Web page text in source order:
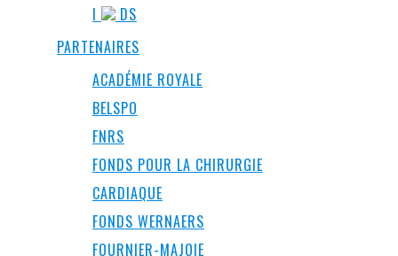
I
DS
PARTENAIRES
ACADÉMIE ROYALE
BELSPO
FNRS
FONDS POUR LA CHIRURGIE
CARDIAQUE
FONDS WERNAERS
FOURNIER-MAJOIE